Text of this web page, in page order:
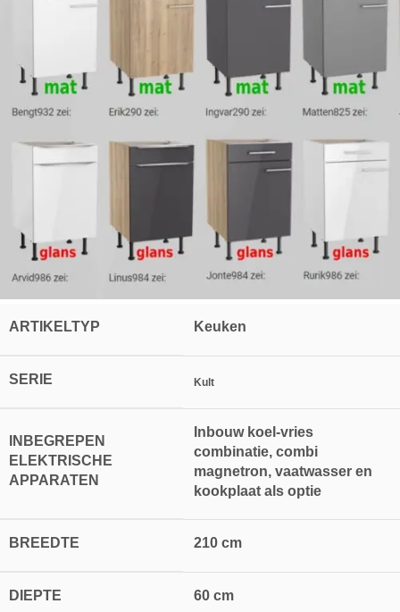
ARTIKELTYP Keuken
SERIE Kult
INBEGREPEN
ELEKTRISCHE
APPARATEN
Inbouw koel-vries
combinatie, combi
magnetron, vaatwasser en
kookplaat als optie
BREEDTE 210 cm
DIEPTE 60 cm